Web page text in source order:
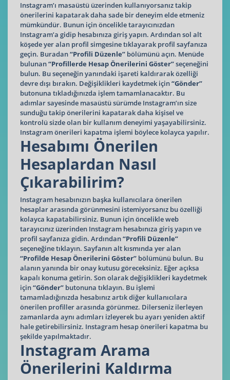
Instagram’ı masaüstü üzerinden kullanıyorsanız takip
önerilerini kapatarak daha sade bir deneyim elde etmeniz
mümkündür. Bunun için öncelikle tarayıcınızdan
Instagram’a gidip hesabınıza giriş yapın. Ardından sol alt
köşede yer alan profil simgesine tıklayarak profil sayfanıza
geçin. Buradan“Profili Düzenle” bölümünü açın. Menüde
bulunan“Profillerde Hesap Önerilerini Göster”seçeneğini
bulun. Bu seçeneğin yanındaki işareti kaldırarak özelliği
devre dışı bırakın. Değişiklikleri kaydetmek için“Gönder”
butonuna tıkladığınızda işlem tamamlanacaktır. Bu
adımlar sayesinde masaüstü sürümde Instagram’ın size
sunduğu takip önerilerini kapatarak daha kişisel ve
kontrolü sizde olan bir kullanım deneyimi yaşayabilirsiniz.
Instagram önerileri kapatma işlemi böylece kolayca yapılır.
Hesabımı Önerilen
Hesaplardan Nasıl
Çıkarabilirim?
Instagram hesabınızın başka kullanıcılara önerilen
hesaplar arasında görünmesini istemiyorsanız bu özelliği
kolayca kapatabilirsiniz. Bunun için öncelikle web
tarayıcınız üzerinden Instagram hesabınıza giriş yapın ve
profil sayfanıza gidin. Ardından“Profili Düzenle”
seçeneğine tıklayın. Sayfanın alt kısmında yer alan
“Profilde Hesap Önerilerini Göster” bölümünü bulun. Bu
alanın yanında bir onay kutusu göreceksiniz. Eğer açıksa
kapalı konuma getirin. Son olarak değişiklikleri kaydetmek
için“Gönder” butonuna tıklayın. Bu işlemi
tamamladığınızda hesabınız artık diğer kullanıcılara
önerilen profiller arasında görünmez. Dilerseniz ilerleyen
zamanlarda aynı adımları izleyerek bu ayarı yeniden aktif
hale getirebilirsiniz. Instagram hesap önerileri kapatma bu
şekilde yapılmaktadır.
Instagram Arama
Önerilerini Kaldırma